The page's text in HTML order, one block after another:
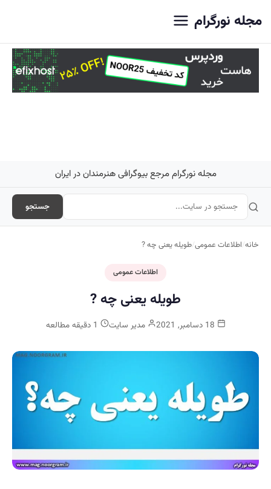
مجله نورگرام
مجله نورگرام مرجع بیوگرافی هنرمندان در ایران
جستجو
خانه/اطلاعات عمومی/طویله یعنی چه ?
اطلاعات عمومی
طویله یعنی چه ?
مدیر سایت